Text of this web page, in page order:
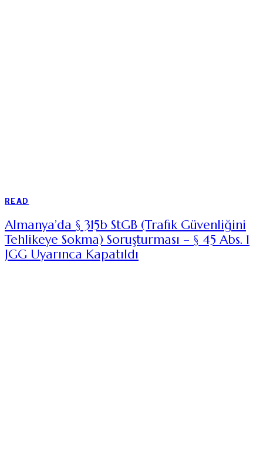
READ
Almanya’da § 315b StGB (Trafik Güvenliğini
Tehlikeye Sokma) Soruşturması – § 45 Abs. 1
JGG Uyarınca Kapatıldı